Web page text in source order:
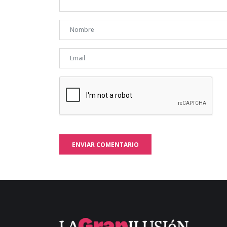
ENVIAR COMENTARIO